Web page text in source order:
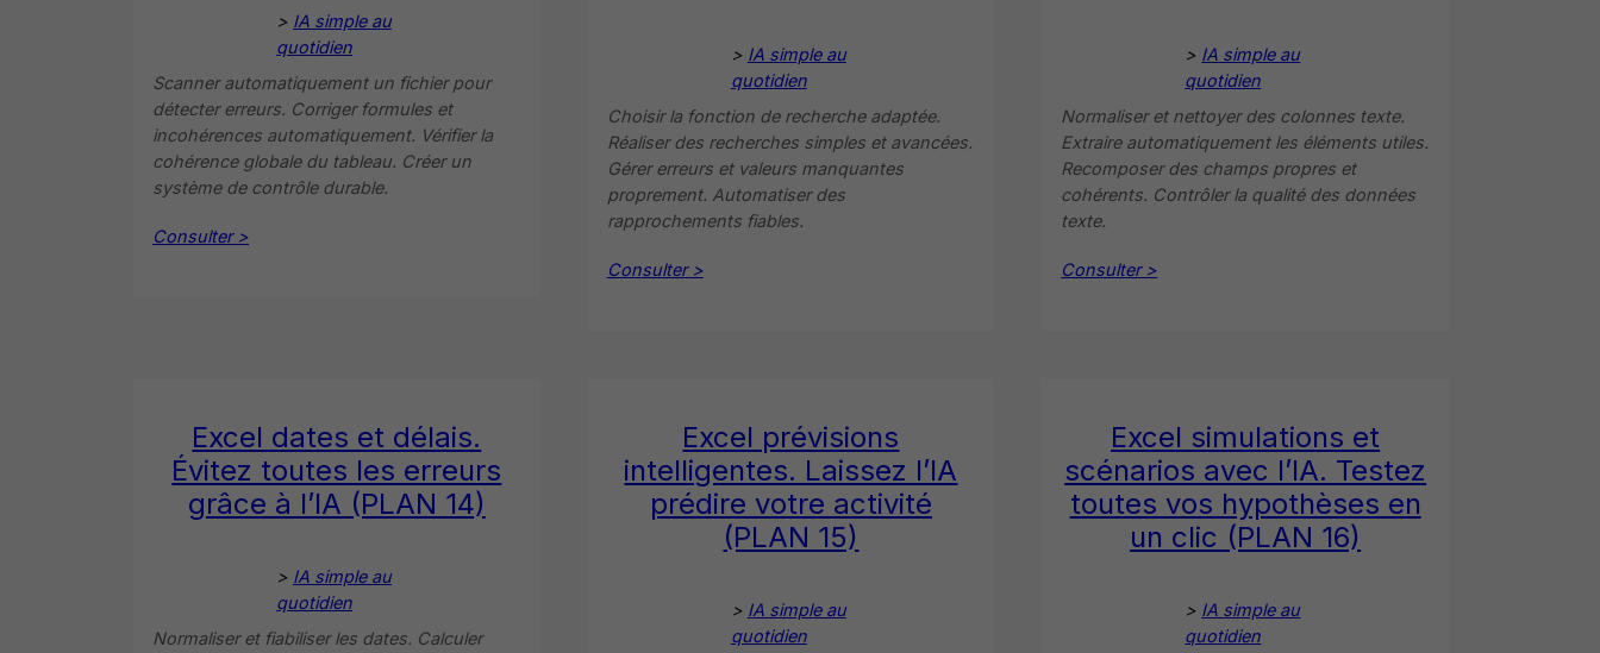
> IA simple au
quotidien
Scanner automatiquement un fichier pour
détecter erreurs. Corriger formules et
incohérences automatiquement. Vérifier la
cohérence globale du tableau. Créer un
système de contrôle durable.
Consulter >
> IA simple au
quotidien
Choisir la fonction de recherche adaptée.
Réaliser des recherches simples et avancées.
Gérer erreurs et valeurs manquantes
proprement. Automatiser des
rapprochements fiables.
Consulter >
> IA simple au
quotidien
Normaliser et nettoyer des colonnes texte.
Extraire automatiquement les éléments utiles.
Recomposer des champs propres et
cohérents. Contrôler la qualité des données
texte.
Consulter >
Excel dates et délais.
Évitez toutes les erreurs
grâce à l’IA (PLAN 14)
> IA simple au
quotidien
Normaliser et fiabiliser les dates. Calculer
Excel prévisions
intelligentes. Laissez l’IA
prédire votre activité
(PLAN 15)
> IA simple au
quotidien
Excel simulations et
scénarios avec l’IA. Testez
toutes vos hypothèses en
un clic (PLAN 16)
> IA simple au
quotidien